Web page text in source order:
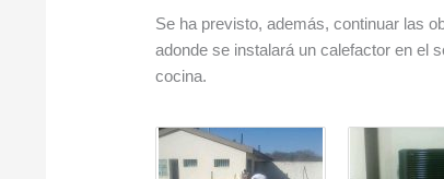
Se ha previsto, además, continuar las
adonde se instalará un calefactor en el
cocina.